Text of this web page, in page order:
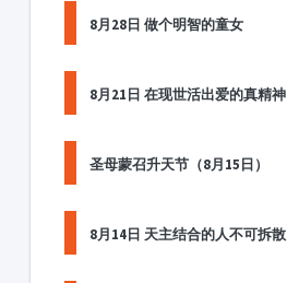
8月28日 做个明智的童女
8月21日 在现世活出爱的真精神
圣母蒙召升天节（8月15日）
8月14日 天主结合的人不可拆散